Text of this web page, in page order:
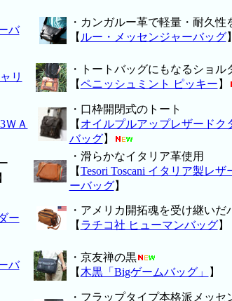
バ
・カンガルー革で軽量・耐久性
【 ルー・メッセンジャーバッグ】
リ
・トートバッグにもなるショル
【ペニッシュミント ピッキー 】
ＷＡ
・口枠開閉式のトート
【 オイルプルアップレザードク
バッグ】
】
・滑らかなイタリア革使用
【Tesori Toscani イタリア製レザ
ーバッグ】
ー
・アメリカ開拓魂を受け継いだ
【 ラチコ社 ヒューマンバッグ】
バ
・京友禅の黒
【 木黒「Bigゲームバッグ」 】
・フラップタイプ本格派メッセ